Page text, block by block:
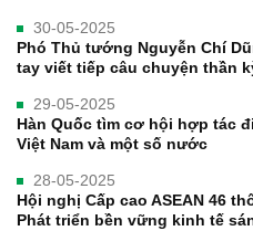
30-05-2025
Phó Thủ tướng Nguyễn Chí
tay viết tiếp câu chuyện thần
29-05-2025
Hàn Quốc tìm cơ hội hợp tác
Việt Nam và một số nước
28-05-2025
Hội nghị Cấp cao ASEAN 46
Phát triển bền vững kinh tế